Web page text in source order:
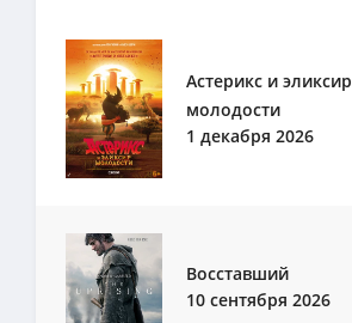
Астерикс и эликсир
молодости
1 декабря 2026
Восставший
10 сентября 2026